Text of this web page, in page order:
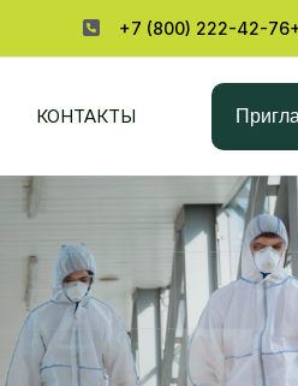
+7 (800) 222-42-76
КОНТАКТЫ